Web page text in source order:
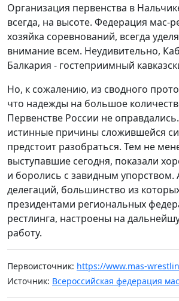
Организация первенства в
всегда, на высоте. Федерация мас-
хозяйка соревнований, всегда
внимание всем. Неудивительно,
Балкария - гостеприимный
Но, к сожалению, из сводного
что надежды на большое
Первенстве России не
истинные причины сложившейся
предстоит разобраться. Тем не
выступавшие сегодня, показали
и боролись с завидным упорством.
делегаций, большинство из
президентами региональных
рестлинга, настроены на
работу.
Первоисточник: https://www.mas-
Источник: Всероссийская федерация